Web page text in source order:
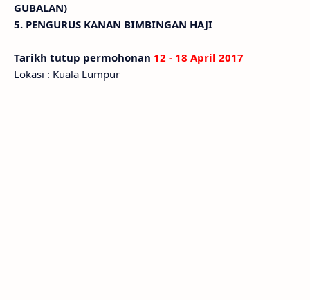
GUBALAN)
5. PENGURUS KANAN BIMBINGAN HAJI
Tarikh tutup permohonan 12 - 18 April 2017
Lokasi : Kuala Lumpur